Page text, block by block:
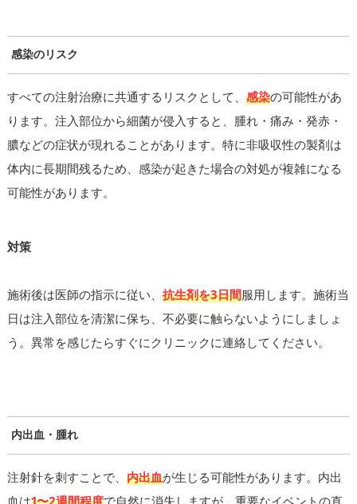
感染のリスク
すべての注射治療に共通するリスクとして、 感染の可能性があ
ります。注入部位から細菌が侵入すると、腫れ・痛み・発赤・
膿などの症状が現れることがあります。特に非吸収性の製剤は
体内に長期間残るため、感染が起きた場合の対処が複雑になる
可能性があります。
対策
施術後は医師の指示に従い、 抗生剤を3日間服用します。施術当
日は注入部位を清潔に保ち、不必要に触らないようにしましょ
う。異常を感じたらすぐにクリニックに連絡してください。
内出血・腫れ
注射針を刺すことで、 内出血が生じる可能性があります。内出
血は1〜2週間程度で自然に消失しますが、重要なイベントの直